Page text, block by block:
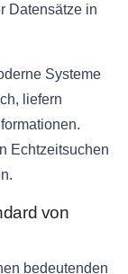
Datensätze in
Systeme
liefern
Echtzeitsuchen
von
bedeutenden